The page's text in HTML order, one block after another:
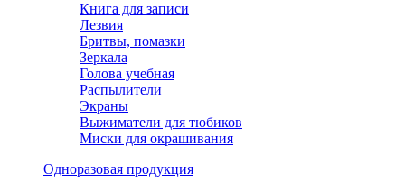
Книга для записи
Лезвия
Бритвы, помазки
Зеркала
Голова учебная
Распылители
Экраны
Выжиматели для тюбиков
Миски для окрашивания
Одноразовая продукция